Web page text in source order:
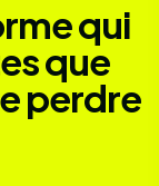
qui
que
perdre